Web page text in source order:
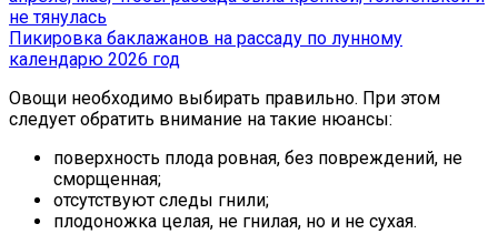
Пикировка баклажанов на рассаду по лунному
календарю 2026 год
Овощи необходимо выбирать правильно. При этом
следует обратить внимание на такие нюансы:
поверхность плода ровная, без повреждений, не
сморщенная;
отсутствуют следы гнили;
плодоножка целая, не гнилая, но и не сухая.